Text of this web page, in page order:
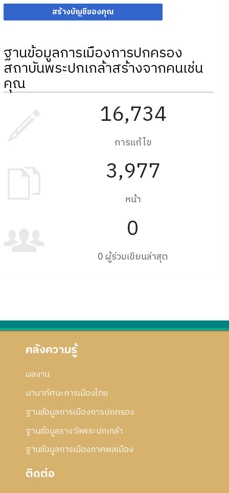
สร้างบัญชีของคุณ
ฐานข้อมูลการเมืองการปกครอง
สถาบันพระปกเกล้าสร้างจากคนเช่น
คุณ
16,734
การแก้ไข
3,977
หน้า
0
0 ผู้ร่วมเขียนล่าสุด
คลังความรู้
ผลงาน
นานาทัศนะการเมืองไทย
ฐานข้อมูลการเมืองการปกครอง
ฐานข้อมูลรางวัลพระปกเกล้า
ฐานข้อมูลการเมืองภาคพลเมือง
ติดต่อ